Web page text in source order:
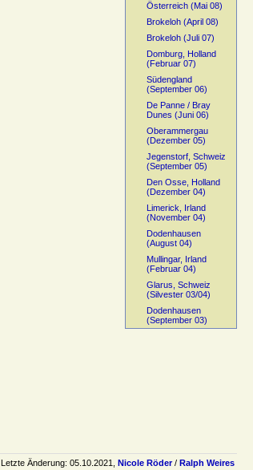
Österreich (Mai 08)
Brokeloh (April 08)
Brokeloh (Juli 07)
Domburg, Holland
(Februar 07)
Südengland
(September 06)
De Panne / Bray
Dunes (Juni 06)
Oberammergau
(Dezember 05)
Jegenstorf, Schweiz
(September 05)
Den Osse, Holland
(Dezember 04)
Limerick, Irland
(November 04)
Dodenhausen
(August 04)
Mullingar, Irland
(Februar 04)
Glarus, Schweiz
(Silvester 03/04)
Dodenhausen
(September 03)
Letzte Änderung: 05.10.2021, Nicole Röder/ Ralph Weires